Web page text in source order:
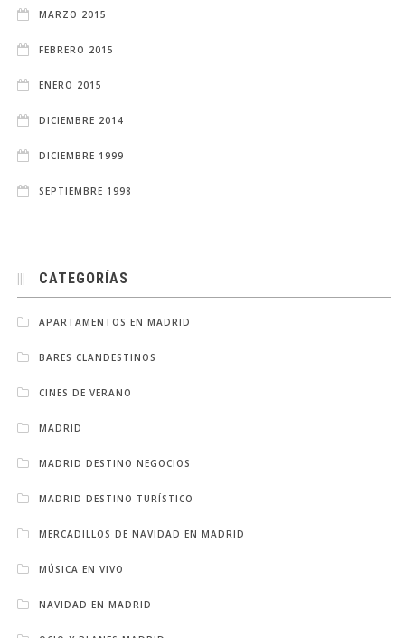
MARZO 2015
FEBRERO 2015
ENERO 2015
DICIEMBRE 2014
DICIEMBRE 1999
SEPTIEMBRE 1998
CATEGORÍAS
APARTAMENTOS EN MADRID
BARES CLANDESTINOS
CINES DE VERANO
MADRID
MADRID DESTINO NEGOCIOS
MADRID DESTINO TURÍSTICO
MERCADILLOS DE NAVIDAD EN MADRID
MÚSICA EN VIVO
NAVIDAD EN MADRID